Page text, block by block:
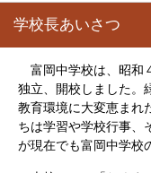
学校長あいさつ
富岡中学校は、昭和
独立、開校しました。
教育環境に大変恵まれ
ちは学習や学校行事、
が現在でも富岡中学校